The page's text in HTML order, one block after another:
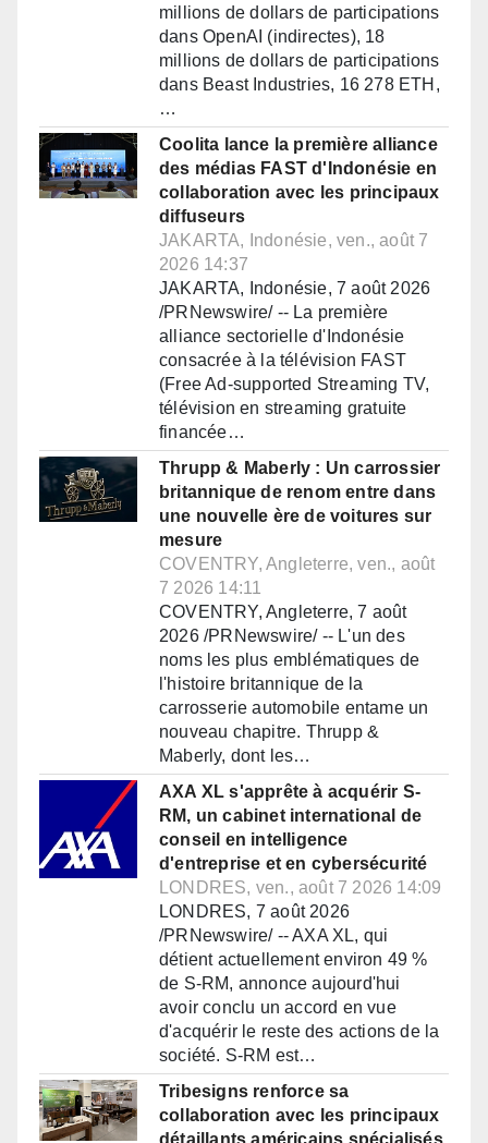
millions de dollars de participations
dans OpenAI (indirectes), 18
millions de dollars de participations
dans Beast Industries, 16 278 ETH,
…
Coolita lance la première alliance
des médias FAST d'Indonésie en
collaboration avec les principaux
diffuseurs
JAKARTA, Indonésie, ven., août 7
2026 14:37
JAKARTA, Indonésie, 7 août 2026
/PRNewswire/ -- La première
alliance sectorielle d'Indonésie
consacrée à la télévision FAST
(Free Ad-supported Streaming TV,
télévision en streaming gratuite
financée…
Thrupp & Maberly : Un carrossier
britannique de renom entre dans
une nouvelle ère de voitures sur
mesure
COVENTRY, Angleterre, ven., août
7 2026 14:11
COVENTRY, Angleterre, 7 août
2026 /PRNewswire/ -- L'un des
noms les plus emblématiques de
l'histoire britannique de la
carrosserie automobile entame un
nouveau chapitre. Thrupp &
Maberly, dont les…
AXA XL s'apprête à acquérir S-
RM, un cabinet international de
conseil en intelligence
d'entreprise et en cybersécurité
LONDRES, ven., août 7 2026 14:09
LONDRES, 7 août 2026
/PRNewswire/ -- AXA XL, qui
détient actuellement environ 49 %
de S-RM, annonce aujourd'hui
avoir conclu un accord en vue
d'acquérir le reste des actions de la
société. S-RM est…
Tribesigns renforce sa
collaboration avec les principaux